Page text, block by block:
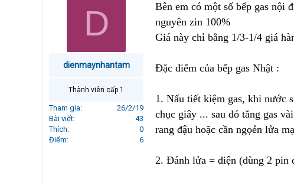
ó
a
D
dienmaynhantam
Thành viên cấp 1
Tham gia
26/2/19
Bài viết
43
Thích
0
Điểm
6
Bên em có một số bếp gas nội
nguyên zin 100%
Giá này chỉ bằng 1/3-1/4 giá
Đặc điểm của bếp gas Nhật :
1. Nấu tiết kiệm gas, khi nước
chục giây ... sau đó tăng gas
rang đậu hoặc cần ngọẻn lửa
2. Đánh lửa = điện (dùng 2 pin